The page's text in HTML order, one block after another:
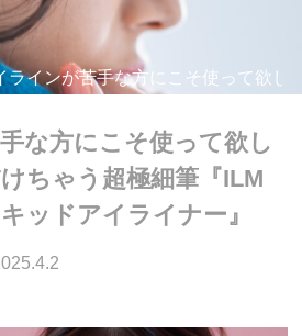
ラインが苦手な方にこそ使って欲し
な方にこそ使って欲し
ちゃう超極細筆『ILM
ッドアイライナー』